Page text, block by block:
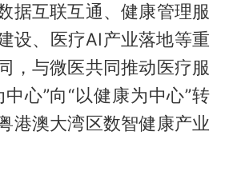
据互联互通、健康管理服
设、医疗AI产业落地等重
，与微医共同推动医疗服
心”向“以健康为中心”转
港澳大湾区数智健康产业